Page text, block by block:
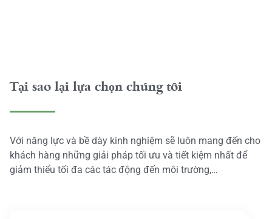
Tại sao lại lựa chọn chúng tôi
Với năng lực và bề dày kinh nghiệm sẽ luôn mang đến cho
khách hàng những giải pháp tối ưu và tiết kiệm nhất để
giảm thiểu tối đa các tác động đến môi trường,…